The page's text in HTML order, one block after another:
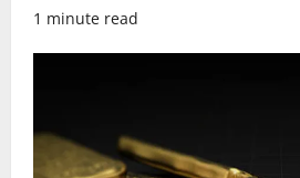
1 minute read